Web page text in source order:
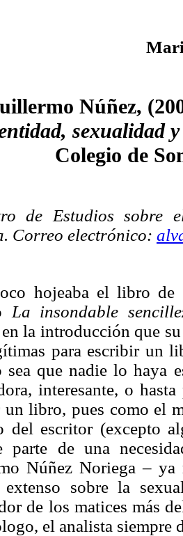
Núñez,
sexualidad
Colegio de
de Estudios sobre
Correo electrónico:
hojeaba el libro de
La insondable
la introducción que
para escribir un
sea que nadie lo haya
interesante, o
un libro, pues como el
del escritor (excepto
parte de una
Núñez Noriega – ya
extenso sobre la
de los matices más
el analista siempre